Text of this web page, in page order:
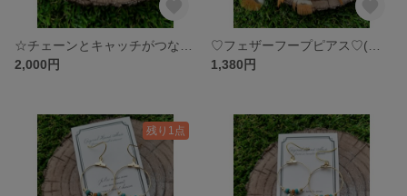
2,000円
1,380円
残り1点